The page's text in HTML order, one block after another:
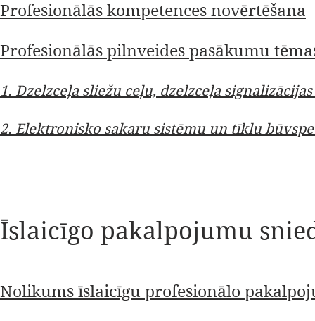
Profesionālās kompetences novērtēšana
Profesionālās pilnveides pasākumu
1. Dzelzceļa sliežu ceļu, dzelzceļa
2. Elektronisko sakaru sistēmu un tīklu
Īslaicīgo pakalpojumu
Nolikums īslaicīgu profesionālo